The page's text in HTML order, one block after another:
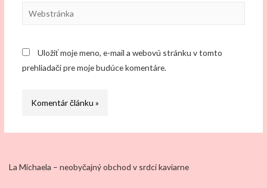
Webstránka
Uložiť moje meno, e-mail a webovú stránku v tomto
prehliadači pre moje budúce komentáre.
La Michaela – neobyčajný obchod v srdci kaviarne